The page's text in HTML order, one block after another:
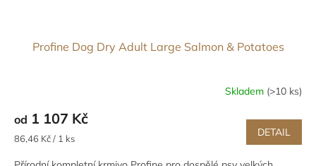
Profine Dog Dry Adult Large Salmon & Potatoes
Skladem (>10 ks)
od 1 107 Kč
Měrná
86,46 Kč / 1 ks DETAIL